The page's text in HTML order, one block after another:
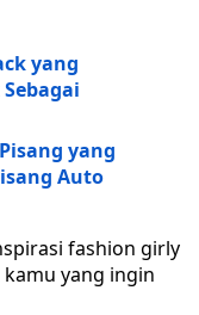
yang
yang
Auto
fashion girly
yang ingin